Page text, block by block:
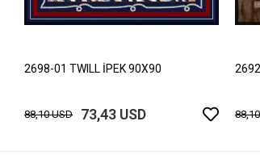
2698-01 TWILL İPEK 90X90
88,10 USD 73,43 USD